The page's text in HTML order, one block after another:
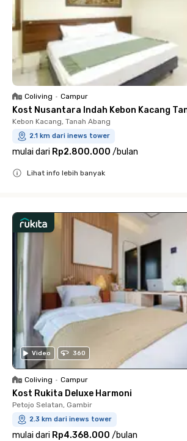
Coliving • Campur
Kost Nusantara Indah Kebon Kacang
Kebon Kacang, Tanah Abang
2.1 km dari inews tower
mulai dari Rp2.800.000 /bulan
Lihat info lebih banyak
Video 360
Coliving • Campur
Kost Rukita Deluxe Harmoni
Petojo Selatan, Gambir
2.3 km dari inews tower
mulai dari Rp4.368.000 /bulan